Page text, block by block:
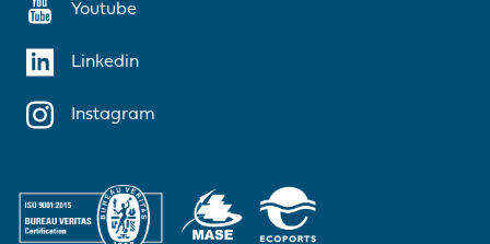
Youtube
Linkedin
Instagram